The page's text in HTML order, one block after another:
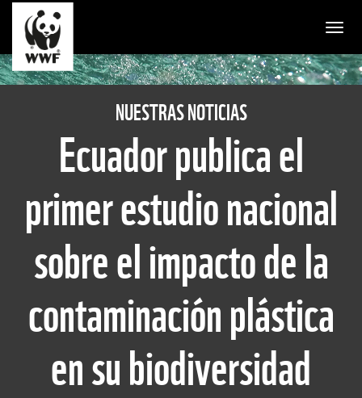
NUESTRAS NOTICIAS
Ecuador publica el
primer estudio nacional
sobre el impacto de la
contaminación plástica
en su biodiversidad